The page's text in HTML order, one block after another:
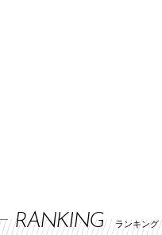
RANKING ランキング